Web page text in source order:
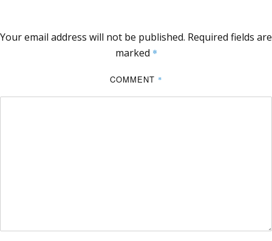
Your email address will not be published. Required fields are
marked *
COMMENT *